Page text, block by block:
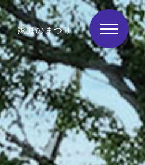
家庭のまつり